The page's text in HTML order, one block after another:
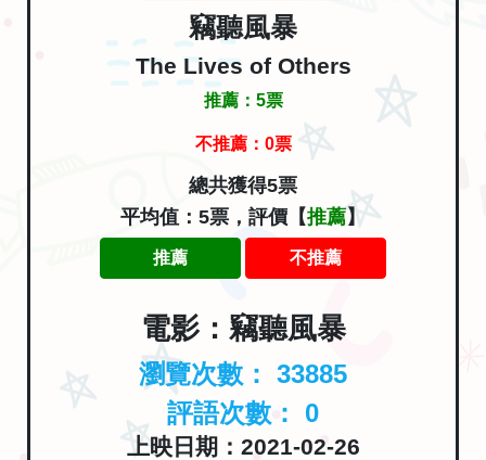
竊聽風暴
The Lives of Others
推薦： 5票
不推薦： 0票
總共獲得5票
平均值：5票，評價【推薦】
推薦 不推薦
電影：竊聽風暴
瀏覽次數： 33885
評語次數： 0
上映日期：2021-02-26